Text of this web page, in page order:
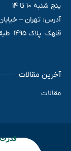
پنج شنبه 10 تا 14
آدرس: تهران –
قلهک- پلاک 1495- طبقه 4 واحد 18
آخرین مقالات
مقالات